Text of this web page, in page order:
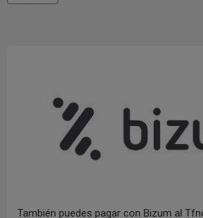
También puedes pagar con Bizum al